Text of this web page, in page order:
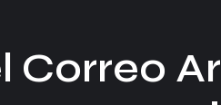
Correo